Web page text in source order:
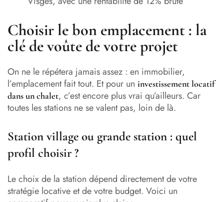
Choisir le bon emplacement : la
clé de voûte de votre projet
On ne le répétera jamais assez : en immobilier,
l’emplacement fait tout. Et pour un investissement locatif
dans un chalet, c’est encore plus vrai qu’ailleurs. Car
toutes les stations ne se valent pas, loin de là.
Station village ou grande station : quel
profil choisir ?
Le choix de la station dépend directement de votre
stratégie locative et de votre budget. Voici un